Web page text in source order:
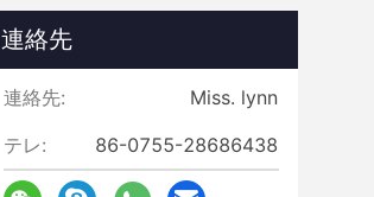
連絡先
連絡先:
Miss. lynn
テレ:
86-0755-28686438